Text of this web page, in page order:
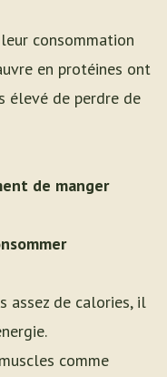
consommation
en protéines ont
élevé de perdre de
de manger
assez de calories, il
comme